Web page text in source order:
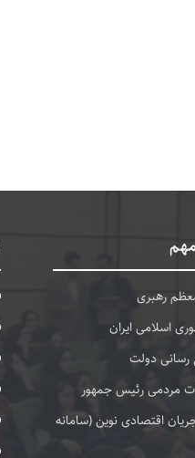
رهبری
اسلامی ایران
رسانی دولت
مردمی رئیس جمهور
اقتصادی نوین (سامانه